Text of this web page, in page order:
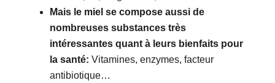
Mais le miel se compose aussi de
nombreuses substances très
intéressantes quant à leurs bienfaits pour
la santé: Vitamines, enzymes, facteur
antibiotique…